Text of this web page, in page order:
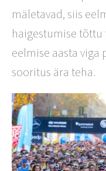
mäletavad, siis
haigestumise
eelmise aasta viga
sooritus ära teha.